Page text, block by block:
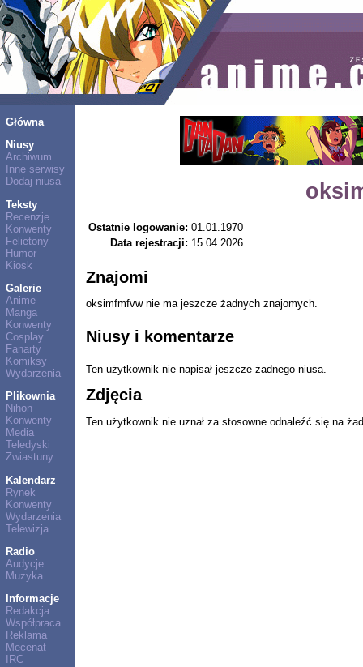
Główna
Niusy
Archiwum
Inne serwisy
Dodaj niusa
Teksty
Recenzje
Konwenty
Felietony
Humor
Kiosk
Galerie
Anime
Manga
Konwenty
Cosplay
Fanarty
Komiksy
Wydarzenia
Plikownia
Nihon
Konwenty
Media
Teledyski
Zwiastuny
Kalendarz
Rynek
Konwenty
Wydarzenia
Telewizja
Radio
Audycje
Muzyka
Informacje
Redakcja
Współpraca
Reklama
Mecenat
IRC
Ostatnie logowanie: 01.01.1970
Data rejestracji: 15.04.2026
Znajomi
oksimfmfvw nie ma jeszcze żadnych znajomych.
Niusy i komentarze
Ten użytkownik nie napisał jeszcze żadnego niusa.
Zdjęcia
Ten użytkownik nie uznał za stosowne odnaleźć się na